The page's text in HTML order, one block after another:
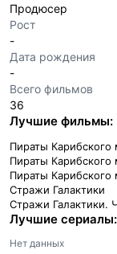
Продюсер
Рост
-
Дата рождения
-
Всего фильмов
36
Лучшие фильмы:
Пираты
Пираты
Пираты
Стражи Галактики
Стражи Галактики.
Лучшие сериалы:
Нет данных